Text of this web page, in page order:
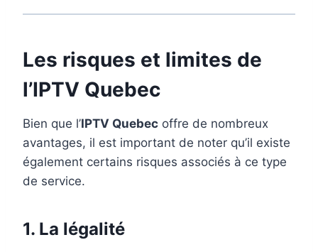
Les risques et limites de
l’IPTV Quebec
Bien que l’IPTV Quebec offre de nombreux
avantages, il est important de noter qu’il existe
également certains risques associés à ce type
de service.
1. La légalité